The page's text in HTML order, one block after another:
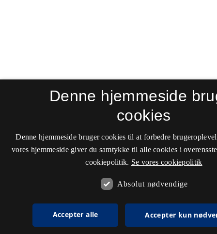
Denne hjemmeside
cookies
Denne hjemmeside bruger cookies til at forbedre
vores hjemmeside giver du samtykke til alle cookies i
cookiepolitik. Se vores cookiepolitik
Absolut nødvendige
Accepter alle Accepter kun